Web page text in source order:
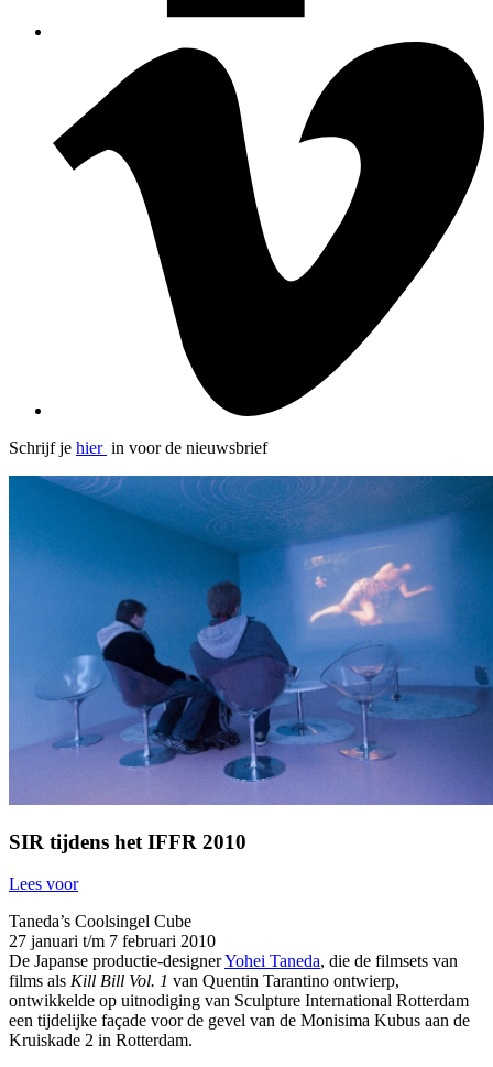
Schrijf je hier in voor de nieuwsbrief
SIR tijdens het IFFR 2010
Lees voor
Taneda’s Coolsingel Cube
27 januari t/m 7 februari 2010
De Japanse productie-designerYohei Taneda, die de filmsets van
films als Kill Bill Vol. 1 van Quentin Tarantino ontwierp,
ontwikkelde op uitnodiging van Sculpture International Rotterdam
een tijdelijke façade voor de gevel van de Monisima Kubus aan de
Kruiskade 2 in Rotterdam.